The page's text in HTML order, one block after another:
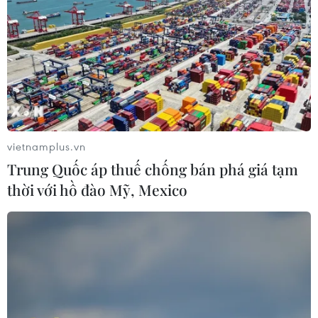
Khai mạc Kỳ họp thứ 2 Hội đồng Nhân dân
thành phố Hà Nội khóa XVI
22/09/2021 04:02
vietnamplus.vn
Trung Quốc áp thuế chống bán phá giá tạm
thời với hồ đào Mỹ, Mexico